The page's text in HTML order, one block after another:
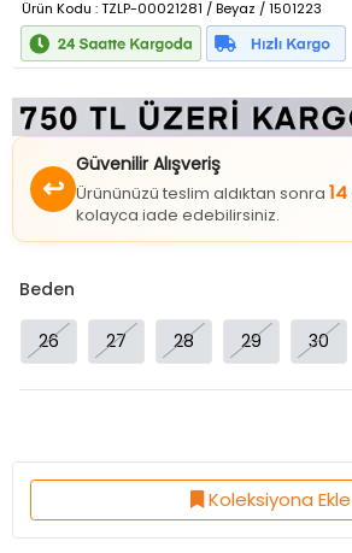
Ürün Kodu : TZLP-00021281 / Beyaz / 1501223
Güvenilir Alışveriş
Ürününüzü teslim aldıktan sonra
kolayca iade edebilirsiniz.
26
Koleksiyona Ekle